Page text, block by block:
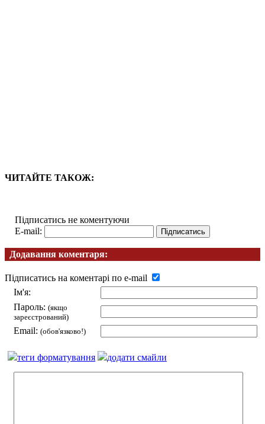
ЧИТАЙТЕ ТАКОЖ:
Підписатись не коментуючи
E-mail:
Додавання коментаря:
Підписатись на коментарі по e-mail
Ім'я:
Пароль: (якщо
зареєстрований)
Email: (обов'язково!)
теги форматування додати смайли